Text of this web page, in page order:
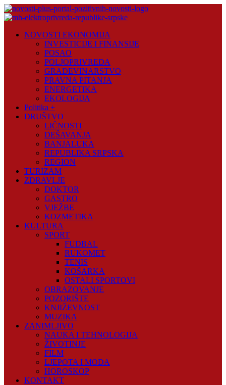
Skip
to
Plus
NOVOSTI EKONOMIJA
INVESTICIJE I FINANSIJE
POSAO
POLJOPRIVREDA
GRAĐEVINARSTVO
PRAVNA PITANJA
ENERGETIKA
EKOLOGIJA
Politika +
DRUŠTVO
LIČNOSTI
DEŠAVANJA
BANJALUKA
REPUBLIKA SRPSKA
REGION
TURIZAM
ZDRAVLJE
DOKTOR
GASTRO
VJEŽBE
KOZMETIKA
KULTURA
SPORT
FUDBAL
RUKOMET
TENIS
KOŠARKA
OSTALI SPORTOVI
OBRAZOVANJE
POZORIŠTE
KNJIŽEVNOST
MUZIKA
ZANIMLJIVO
NAUKA I TEHNOLOGIJA
ŽIVOTINJE
FILM
LJEPOTA I MODA
HOROSKOP
KONTAKT